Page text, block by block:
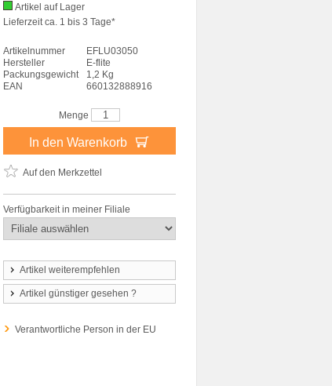
Artikel auf Lager
Lieferzeit ca. 1 bis 3 Tage*
Artikelnummer
EFLU03050
Hersteller
E-flite
Packungsgewicht
1,2 Kg
EAN
660132888916
Menge
In den Warenkorb
Auf den Merkzettel
Verfügbarkeit in meiner Filiale
Artikel weiterempfehlen
Artikel günstiger gesehen ?
Verantwortliche Person in der EU